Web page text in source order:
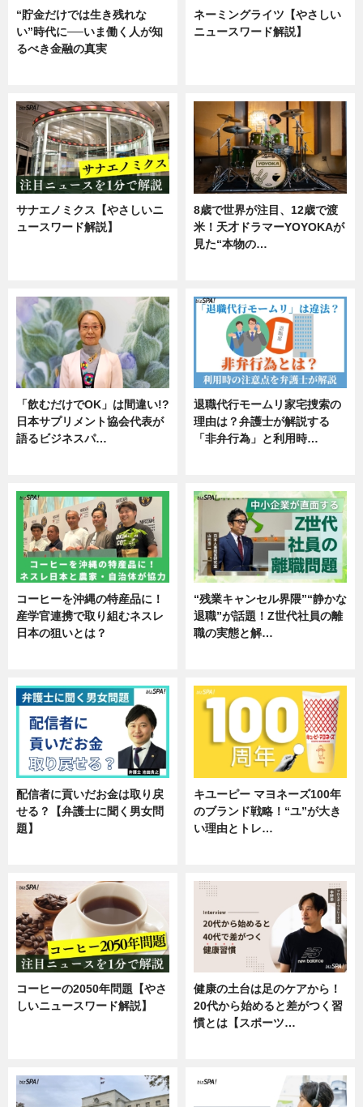
“貯金だけでは生き残れな
い”時代に──いま働く人が知
るべき金融の真実
ネーミングライツ【やさしい
ニュースワード解説】
サナエノミクス【やさしいニ
ュースワード解説】
8歳で世界が注目、12歳で渡
米！天才ドラマーYOYOKAが
見た“本物の…
「飲むだけでOK」は間違い!?
日本サプリメント協会代表が
語るビジネスパ…
退職代行モームリ家宅捜索の
理由は？弁護士が解説する
「非弁行為」と利用時…
コーヒーを沖縄の特産品に！
産学官連携で取り組むネスレ
日本の狙いとは？
“残業キャンセル界隈”“静かな
退職”が話題！Z世代社員の離
職の実態と解…
配信者に貢いだお金は取り戻
せる？【弁護士に聞く男女問
題】
キユーピー マヨネーズ100年
のブランド戦略！“ユ”が大き
い理由とトレ…
コーヒーの2050年問題【やさ
しいニュースワード解説】
健康の土台は足のケアから！
20代から始めると差がつく習
慣とは【スポーツ…